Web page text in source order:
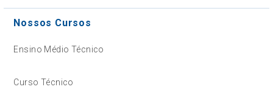
Nossos Cursos
Ensino Médio Técnico
Curso Técnico